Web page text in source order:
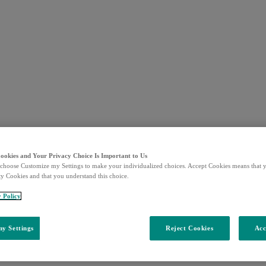
and Your Privacy Choice Is Important to Us
Customize my Settings to make your individualized choices. Accept Cookies means that
Cookies and that you understand this choice.
Policy
Settings Reject Cookies